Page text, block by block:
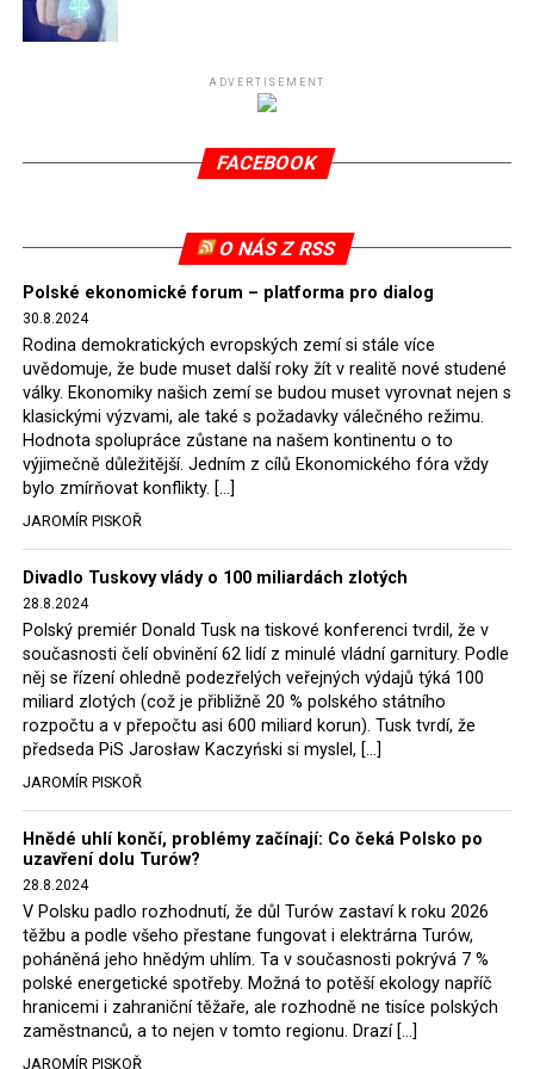
Připomeňme, že ukončení těžby hnědého uhlí pro
(SDEU) v souvislosti se stížnostmi českých samospráv
verdiktem španělské soudkyně Rosario Silva de Lapureta
tomuto rozhodnutí nevyhověla, proto na žádost
2022, než byl tento případ z důvodu uzavření dohody
Polska s Českou republikou o odstranění příčin sporu o
důl Turów vymazán z rejstříku tribunálu. Celkem si
Polsko nechalo z přiznaných evropských fondů odečíst
asi 70 milionů eur na pokutách a 45 milionů eur
zaplatilo jako odškodnění České republice – ale jak důl,
tak elektrárna nadále fungovaly. Už tehdy zástupci
tehdejší opozice a dnes vládnoucí koalice, jako
místopředseda Občanské platformy (PO) Rafał
Hołownia, přímo řekli, že by se polská vláda měla
tomuto rozhodnutí podřídit.
Rozhodnutí polského ministra spravedlnosti jistě potěší
německé, české a polské ekology, ale i těžaře. Je těžké si
představit, že by o takové věci rozhodoval sám ministr
Bodnar. Musel získat politický souhlas vládnoucí koalice.
Stále jsou totiž platné argumenty Morawieckého vlády,
že důl i elektrárna jsou – kromě zabezpečování cca 7 %
polského energetického mixu – klíčovými podniky, spolu
se svými dceřinými společnostmi zaměstnávají cca pět
tisíc lidí. Navíc s činností dolu a elektrárny nepřímo
souvisí dalších několik desítek tisíc pracovních míst v
regionu. Zelená politika ale opět zvítězila.
Rozhodnutí polského ministra spravedlnosti jistě potěší
německé, české a polské ekology, kteří žalobu u
ADVERTISEMENT
FACEBOOK
O NÁS Z RSS
Polské ekonomické forum – platforma pro dialog
30.8.2024
Rodina demokratických evropských zemí si stále více
uvědomuje, že bude muset další roky žít v realitě nové studené
války. Ekonomiky našich zemí se budou muset vyrovnat nejen s
klasickými výzvami, ale také s požadavky válečného režimu.
Hodnota spolupráce zůstane na našem kontinentu o to
výjimečně důležitější. Jedním z cílů Ekonomického fóra vždy
bylo zmírňovat konflikty. […]
JAROMÍR PISKOŘ
Divadlo Tuskovy vlády o 100 miliardách zlotých
28.8.2024
Polský premiér Donald Tusk na tiskové konferenci tvrdil, že v
současnosti čelí obvinění 62 lidí z minulé vládní garnitury. Podle
něj se řízení ohledně podezřelých veřejných výdajů týká 100
miliard zlotých (což je přibližně 20 % polského státního
rozpočtu a v přepočtu asi 600 miliard korun). Tusk tvrdí, že
předseda PiS Jarosław Kaczyński si myslel, […]
JAROMÍR PISKOŘ
Hnědé uhlí končí, problémy začínají: Co čeká Polsko po
uzavření dolu Turów?
28.8.2024
V Polsku padlo rozhodnutí, že důl Turów zastaví k roku 2026
těžbu a podle všeho přestane fungovat i elektrárna Turów,
poháněná jeho hnědým uhlím. Ta v současnosti pokrývá 7 %
polské energetické spotřeby. Možná to potěší ekology napříč
hranicemi i zahraniční těžaře, ale rozhodně ne tisíce polských
zaměstnanců, a to nejen v tomto regionu. Drazí […]
JAROMÍR PISKOŘ